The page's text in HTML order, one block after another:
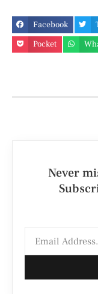
Facebook
Pocket
Never